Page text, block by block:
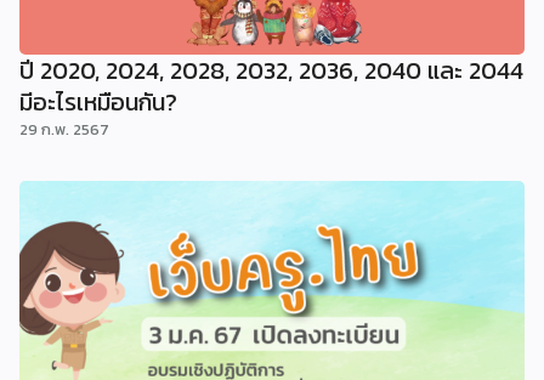
ปี 2020, 2024, 2028, 2032, 2036, 2040 และ 2044
มีอะไรเหมือนกัน?
29 ก.พ. 2567